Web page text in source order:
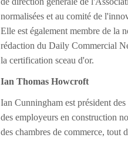
normalisées et au comité de
Elle est également membre de la
rédaction du Daily Commercial
la certification sceau d'or.
Ian Thomas Howcroft
Ian Cunningham est président
des employeurs en construction
des chambres de commerce, tout